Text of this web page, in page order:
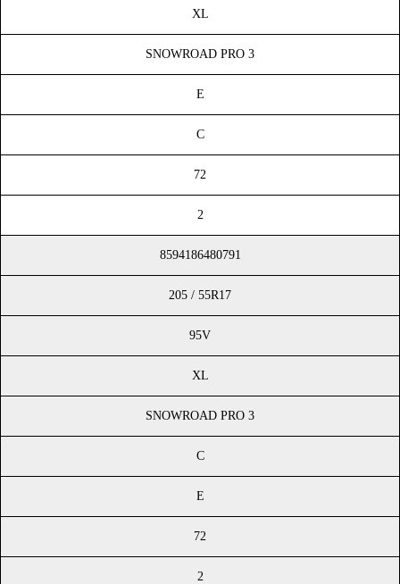
XL
SNOWROAD PRO 3
E
C
72
2
8594186480791
205 / 55R17
95V
XL
SNOWROAD PRO 3
C
E
72
2